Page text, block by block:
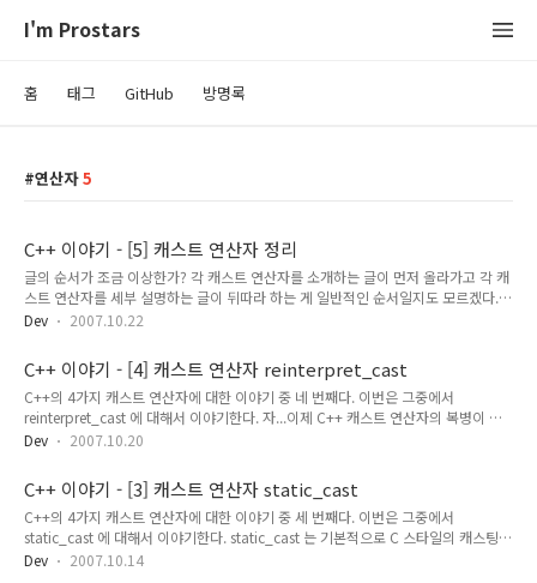
I'm Prostars
홈 태그 GitHub 방명록
연산자 5
C++ 이야기 - [5] 캐스트 연산자 정리
글의 순서가 조금 이상한가? 각 캐스트 연산자를 소개하는 글이 먼저 올라가고 각 캐
스트 연산자를 세부 설명하는 글이 뒤따라 하는 게 일반적인 순서일지도 모르겠다.
그다지 큰 계획을 세우고 쓰는 게 아니다 보니 순서가 조금 이상해도 이해해주기 바
람을 쉽게 볼 수는 없었기에 조금 더 쉽게 하나씩 접근하여 글을 적어보면 도움이 될
까 싶어 글을 적어본 것인데 전달이 잘 되었나 모르겠다. 잠시 C 스타일의 캐스트 연
산자를 보자. (타입) 표현식 [예제 1] const char* pConstCharPtr = "test"; int*
pIntPtr1 = NULL; int* pIntPtr2 = NULL; int* pIntPtr3 = NU..
Dev 2007.10.22
C++ 이야기 - [4] 캐스트 연산자 reinterpret_cast
C++의 4가지 캐스트 연산자에 대한 이야기 중 네 번째다. 이번은 그중에서
reinterpret_cast 에 대해서 이야기한다. 자...이제 C++ 캐스트 연산자의 복병이 등
장한다. 이전에 static_cast 이야기를 하면서 살짝 사기를 쳤다. C 스타일의 캐스팅
이 캐스트 연산자는 C 스타일의 캐스팅만큼은 아니지만 별반 차이 없이 무배뽀다. 캐
스팅 대상을 캐스팅 타겟 타입으로 비트단위로 다시 재해석한다고 보면 된다. 다른
캐스트 연산자가 처리하지 못하고 남은 뒤치다꺼리를 모두 한다. 다만 const_cast
의 역할인 상수성을 날린다거나 하는 등의 기능은 수행하지 못한다. -
reinterpret_cas..
Dev 2007.10.20
C++ 이야기 - [3] 캐스트 연산자 static_cast
C++의 4가지 캐스트 연산자에 대한 이야기 중 세 번째다. 이번은 그중에서
static_cast 에 대해서 이야기한다. static_cast 는 기본적으로 C 스타일의 캐스팅과
가장 비슷한 기능을 한다. 물론 C 스타일의 캐스팅처럼 만능은 아니다. 4가지의 캐스
Dev 2007.10.14